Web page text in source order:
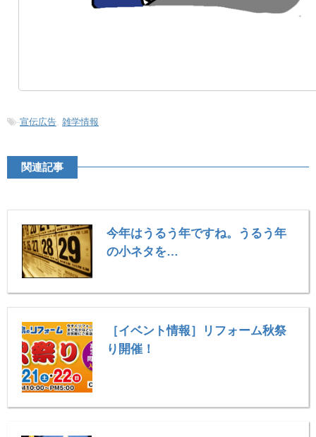
-宣伝広告, 雑学情報
関連記事
今年はうるう年ですね。うるう年
の小ネタを…
［イベント情報］リフォーム秋祭
り開催！